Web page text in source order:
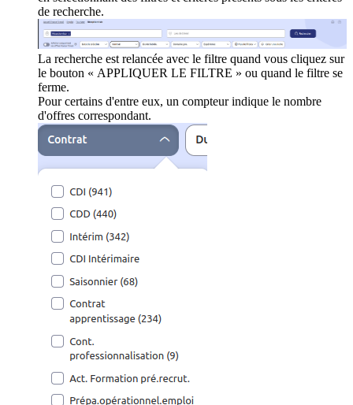
de recherche.
La recherche est relancée avec le filtre quand vous cliquez sur
le bouton « APPLIQUER LE FILTRE » ou quand le filtre se
ferme.
Pour certains d'entre eux, un compteur indique le nombre
d'offres correspondant.